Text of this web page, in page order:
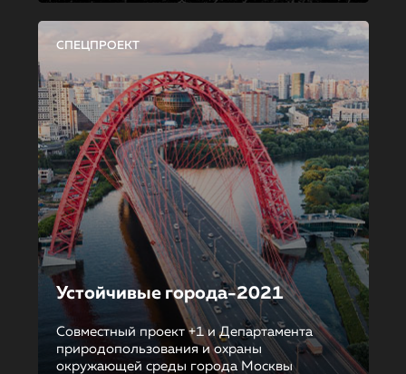
СПЕЦПРОЕКТ
Устойчивые города-2021
Совместный проект +1 и Департамента
природопользования и охраны
окружающей среды города Москвы